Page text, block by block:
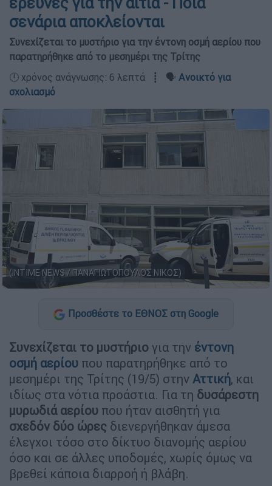
σενάρια αποκλείονται
Συνεχίζεται το μυστήριο για την έντονη οσμή αερίου που
παρατηρήθηκε από το μεσημέρι της Τρίτης
🕛 χρόνος ανάγνωσης: 6 λεπτά ┋ 🗣️ Ανοικτό για
σχολιασμό
(INTIME NEWS / ΠΑΝΑΓΙΩΤΟΠΟΥΛΟΣ ΝΙΚΟΣ)
Προσθέστε το ΕΘΝΟΣ στη Google
Συνεχίζεται το μυστήριο για την έντονη
οσμή αερίου που παρατηρήθηκε από το
μεσημέρι της Τρίτης (19/5) στην Αττική, και
ιδίως στα νότια προάστια. Για τη δυσάρεστη
μυρωδιά αερίου που ήταν αισθητή για
σχεδόν δύο ώρες διενεργήθηκαν άμεσα
έλεγχοι τόσο στο δίκτυο διανομής αερίου
όσο και σε άλλες υποδομές, χωρίς όμως να
βρεθεί κάποια διαρροή ή βλάβη.